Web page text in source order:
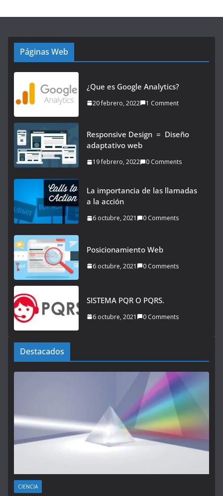
Páginas Web
¿Que es Google Analytics?
20 febrero, 2022 1 Comment
Responsive Design = Diseño
adaptativo web
19 febrero, 2022 0 Comments
La importancia de las llamadas
a la acción
6 octubre, 2021 0 Comments
Posicionamiento Web
6 octubre, 2021 0 Comments
SISTEMA PQR O PQRS.
6 octubre, 2021 0 Comments
Destacados
CIENCIA